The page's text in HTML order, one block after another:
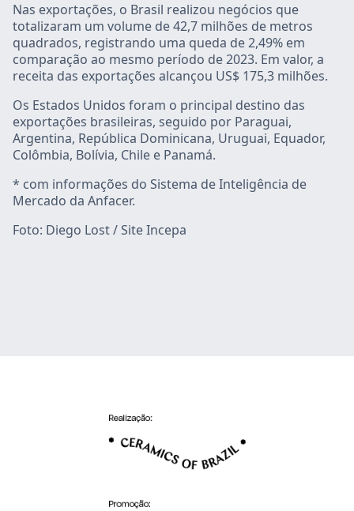
Nas exportações, o Brasil realizou negócios que
totalizaram um volume de 42,7 milhões de metros
quadrados, registrando uma queda de 2,49% em
comparação ao mesmo período de 2023. Em valor, a
receita das exportações alcançou US$ 175,3 milhões.
Os Estados Unidos foram o principal destino das
exportações brasileiras, seguido por Paraguai,
Argentina, República Dominicana, Uruguai, Equador,
Colômbia, Bolívia, Chile e Panamá.
* com informações do Sistema de Inteligência de
Mercado da Anfacer.
Foto: Diego Lost / Site Incepa